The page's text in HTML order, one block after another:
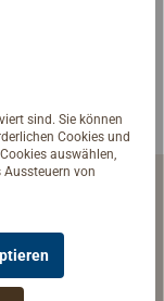
mit einer
sind. Sie können
Cookies und
auswählen,
von